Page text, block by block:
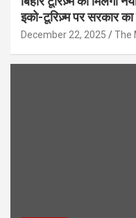
इको-टूरिज़्म पर सरकार
December 22, 2025 The